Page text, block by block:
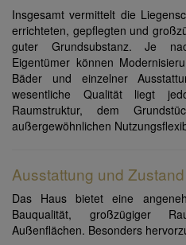
Insgesamt vermittelt die
errichteten, gepflegten und
guter Grundsubstanz. Je
Eigentümer können
Bäder und einzelner
wesentliche Qualität liegt
Raumstruktur, dem
außergewöhnlichen
Ausstattung und Zustand
Das Haus bietet eine
Bauqualität, großzügiger
Außenflächen. Besonders